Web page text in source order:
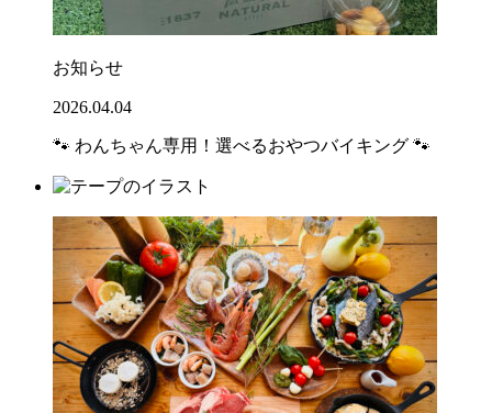
お知らせ
2026.04.04
🐾 わんちゃん専用！選べるおやつバイキング 🐾